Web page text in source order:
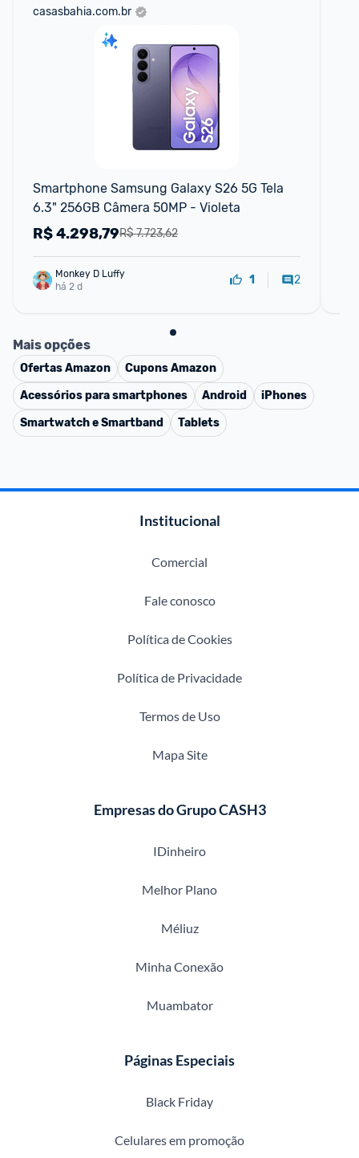
casasbahia.com.br
Smartphone Samsung Galaxy S26 5G Tela
6.3" 256GB Câmera 50MP - Violeta
R$ 7.723,62
R$4.298,79
Monkey D Luffy
há 2 d
1 2
Mais opções
OfertasAmazon CuponsAmazon
Acessórios para smartphones
Android
iPhones
Smartwatch e Smartband
Tablets
Institucional
Comercial
Fale conosco
Política de Cookies
Política de Privacidade
Termos de Uso
Mapa Site
Empresas do Grupo CASH3
IDinheiro
Melhor Plano
Méliuz
Minha Conexão
Muambator
Páginas Especiais
Black Friday
Celulares em promoção